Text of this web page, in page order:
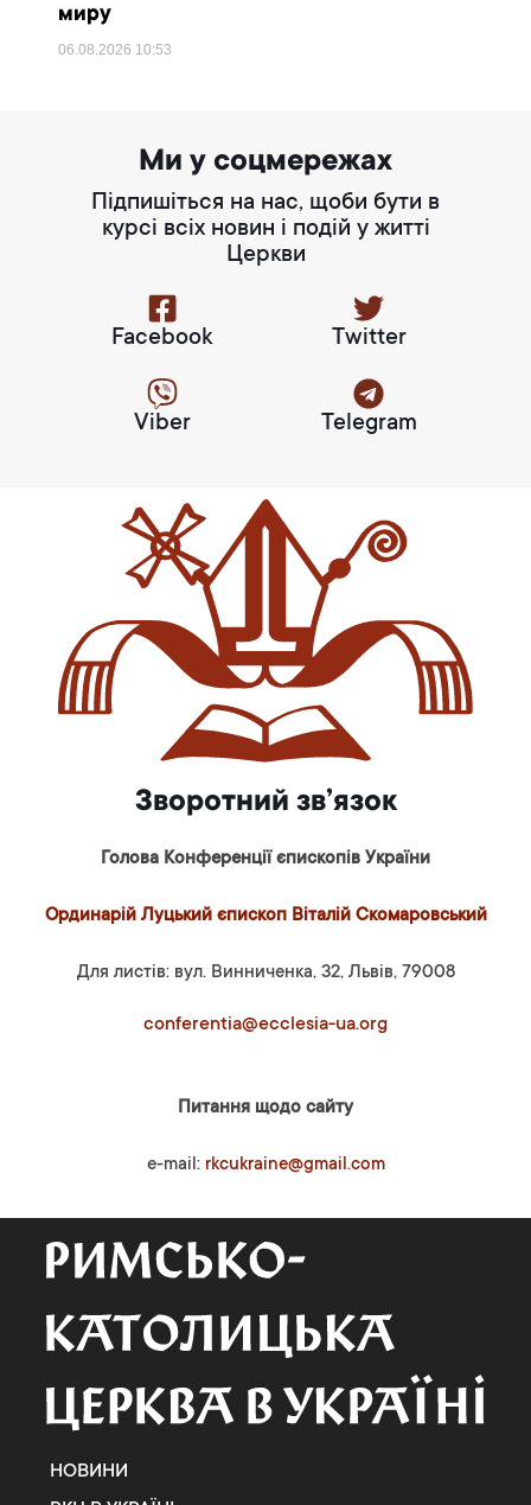
миру
06.08.2026 10:53
Ми у соцмережах
Підпишіться на нас, щоби бути в
курсі всіх новин і подій у житті
Церкви
Facebook Twitter
Viber Telegram
Зворотний зв’язок
Голова Конференції єпископів України
Ординарій Луцький єпископ Віталій Скомаровський
Для листів: вул. Винниченка, 32, Львів, 79008
conferentia@ecclesia-ua.org
Питання щодо сайту
e-mail: rkcukraine@gmail.com
НОВИНИ